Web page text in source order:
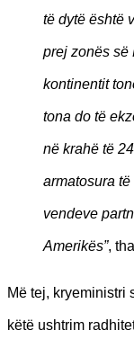
të dytë është
prej zonës së
kontinentit
tona do të
në krahë të
armatosura
vendeve
Amerikës”,
Më tej, kryeministri
këtë ushtrim